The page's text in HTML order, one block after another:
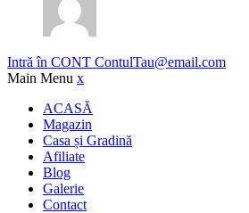
Intră în CONT ContulTau@email.com
Main Menu x
ACASĂ
Magazin
Casa și Gradină
Afiliate
Blog
Galerie
Contact